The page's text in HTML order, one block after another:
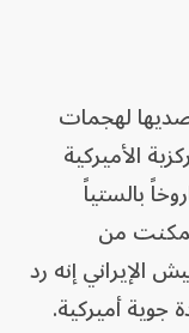
لهجمات
الأميركية
بالستياً
تمكنت من
الإيراني إنه رد
جوية أميركية.